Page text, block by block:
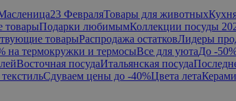
23 ФевраляТовары для животных
товарыПодарки любимымКоллекции посуды
товарыРаспродажа остатковЛидеры
на термокружки и термосыВсе для уютаДо -
Восточная посудаИтальянская посуда
Сдуваем цены до -40%Цвета лета